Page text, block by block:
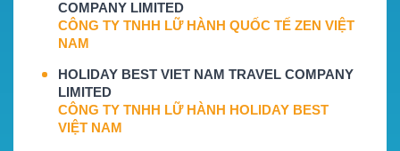
COMPANY LIMITED
CÔNG TY TNHH LỮ HÀNH QUỐC TẾ ZEN VIỆT
NAM
HOLIDAY BEST VIET NAM TRAVEL COMPANY
LIMITED
CÔNG TY TNHH LỮ HÀNH HOLIDAY BEST
VIỆT NAM